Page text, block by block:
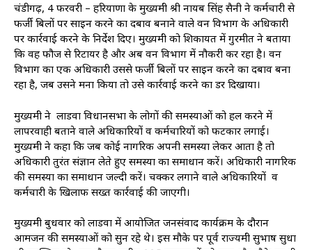
चंडीगढ़, 4 फरवरी – हरियाणा के मुख्यमंत्री श्री नायब सिंह सैनी ने कर्मचारी से
फर्जी बिलों पर साइन करने का दबाव बनाने वाले वन विभाग के अधिकारी
पर कार्रवाई करने के निर्देश दिए। मुख्यमंत्री को शिकायत में गुरमीत ने बताया
कि वह फौज से रिटायर है और अब वन विभाग में नौकरी कर रहा है। वन
विभाग का एक अधिकारी उससे फर्जी बिलों पर साइन करने का दबाव बना
रहा है, जब उसने मना किया तो उसे कार्रवाई करने का डर दिखाया।
मुख्यमंत्री ने लाडवा विधानसभा के लोगों की समस्याओं को हल करने में
लापरवाही बताने वाले अधिकारियों व कर्मचारियों को फटकार लगाई।
मुख्यमंत्री ने कहा कि जब कोई नागरिक अपनी समस्या लेकर आता है तो
अधिकारी तुरंत संज्ञान लेते हुए समस्या का समाधान करें। अधिकारी नागरिक
की समस्या का समाधान जल्दी करें। चक्कर लगाने वाले अधिकारियों व
कर्मचारी के खिलाफ सख्त कार्रवाई की जाएगी।
मुख्यमंत्री बुधवार को लाडवा में आयोजित जनसंवाद कार्यक्रम के दौरान
आमजन की समस्याओं को सुन रहे थे। इस मौके पर पूर्व राज्यमंत्री सुभाष सुधा